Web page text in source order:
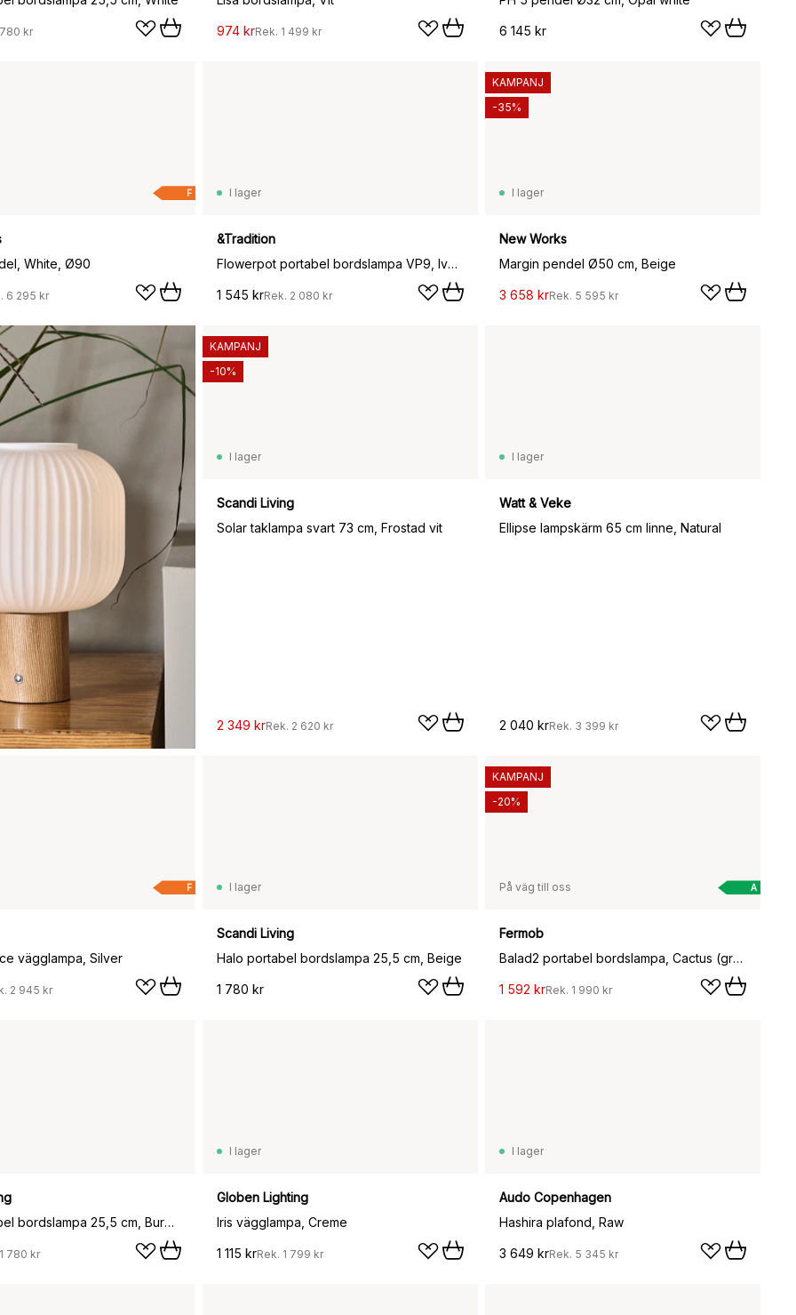
kr 974 krRek. 1 499 kr 6 145 kr
F
White, Ø90
6 295 kr
I lager
&Tradition
Flowerpot portabel bordslampa VP9, Ivory
1 545 krRek. 2 080 kr
I lager
New Works
Margin pendel Ø50 cm, Beige
3 658 krRek. 5 595 kr
KAMPANJ
-35%
I lager
Scandi Living
Solar taklampa svart 73 cm, Frostad vit
2 349 krRek. 2 620 kr
KAMPANJ
-10%
I lager
Watt & Veke
Ellipse lampskärm 65 cm linne, Natural
2 040 krRek. 3 399 kr
F
vägglampa, Silver
2 945 kr
I lager
Scandi Living
Halo portabel bordslampa 25,5 cm, Beige
1 780 kr
A
På väg till oss
Fermob
Balad2 portabel bordslampa, Cactus (grön), 38 cm
1 592 krRek. 1 990 kr
KAMPANJ
-20%
Halo portabel bordslampa 25,5 cm, Burgundy
1 780 kr
I lager
Globen Lighting
Iris vägglampa, Creme
1 115 krRek. 1 799 kr
I lager
Audo Copenhagen
Hashira plafond, Raw
3 649 krRek. 5 345 kr